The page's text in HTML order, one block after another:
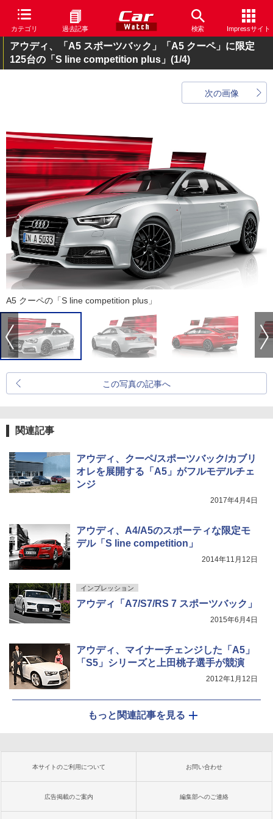
カテゴリ 過去記事 検索 Impressサイト
アウディ、「A5 スポーツバック」「A5 クーペ」に限定
125台の「S line competition plus」 (1/4)
次の画像
A5 クーペの「S line competition plus」
この写真の記事へ
関連記事
アウディ、クーペ/スポーツバック/カブリ
オレを展開する「A5」がフルモデルチェ
ンジ
2017年4月4日
アウディ、A4/A5のスポーティな限定モ
デル「S line competition」
2014年11月12日
インプレッション
アウディ「A7/S7/RS 7 スポーツバック」
2015年6月4日
アウディ、マイナーチェンジした「A5」
「S5」シリーズと上田桃子選手が競演
2012年1月12日
もっと関連記事を見る
本サイトのご利用について お問い合わせ
広告掲載のご案内 編集部へのご連絡